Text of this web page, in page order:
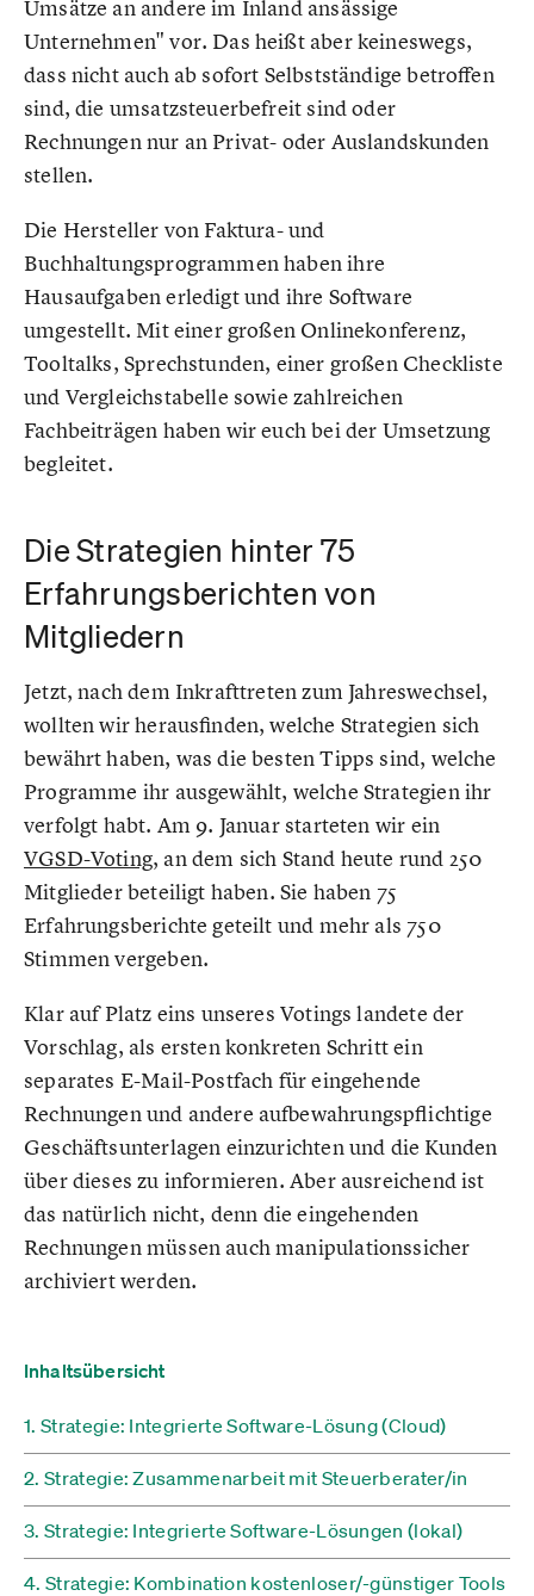
Umsätze an andere im Inland ansässige
Unternehmen" vor. Das heißt aber keineswegs,
dass nicht auch ab sofort Selbstständige betroffen
sind, die umsatzsteuerbefreit sind oder
Rechnungen nur an Privat- oder Auslandskunden
stellen.
Die Hersteller von Faktura- und
Buchhaltungsprogrammen haben ihre
Hausaufgaben erledigt und ihre Software
umgestellt. Mit einer großen Onlinekonferenz,
Tooltalks, Sprechstunden, einer großen Checkliste
und Vergleichstabelle sowie zahlreichen
Fachbeiträgen haben wir euch bei der Umsetzung
begleitet.
Die Strategien hinter 75
Erfahrungsberichten von
Mitgliedern
Jetzt, nach dem Inkrafttreten zum Jahreswechsel,
wollten wir herausfinden, welche Strategien sich
bewährt haben, was die besten Tipps sind, welche
Programme ihr ausgewählt, welche Strategien ihr
verfolgt habt. Am 9. Januar starteten wir ein
VGSD-Voting, an dem sich Stand heute rund 250
Mitglieder beteiligt haben. Sie haben 75
Erfahrungsberichte geteilt und mehr als 750
Stimmen vergeben.
Klar auf Platz eins unseres Votings landete der
Vorschlag, als ersten konkreten Schritt ein
separates E-Mail-Postfach für eingehende
Rechnungen und andere aufbewahrungspflichtige
Geschäftsunterlagen einzurichten und die Kunden
über dieses zu informieren. Aber ausreichend ist
das natürlich nicht, denn die eingehenden
Rechnungen müssen auch manipulationssicher
archiviert werden.
Inhaltsübersicht
1. Strategie: Integrierte Software-Lösung (Cloud)
2. Strategie: Zusammenarbeit mit Steuerberater/in
3. Strategie: Integrierte Software-Lösungen (lokal)
4. Strategie: Kombination kostenloser/-günstiger Tools